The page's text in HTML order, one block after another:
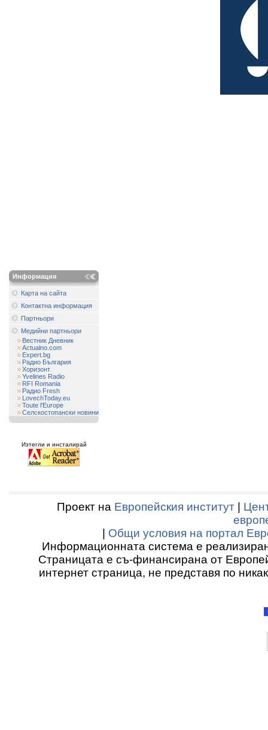
Информация
Карта на сайта
Контактна информация
Партньори
Медийни партньори
Вестник Дневник
Actualno.com
Expert.bg
Радио България
Хоризонт
Yvelines Radio
RFI Romania
Радио Fresh
LovechToday.eu
Toute l'Europe
Селскостопански новини
Изтегли и инсталирай
Проект на Европейския институт
Общи условия на портал
Информационната система е
Страницата е съ-финансирана от
интернет страница, не представя по